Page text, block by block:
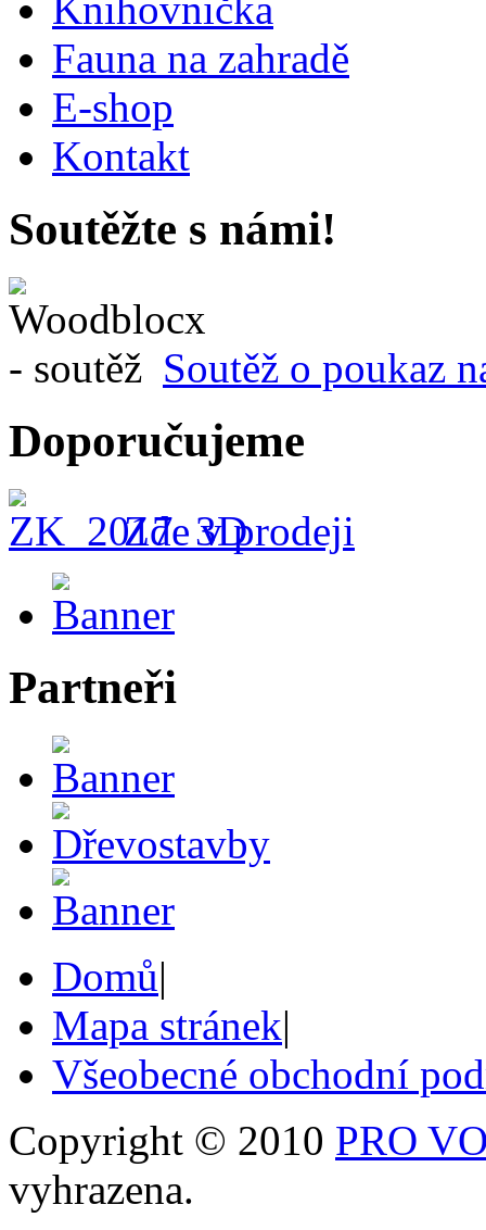
Knihovnička
Fauna na zahradě
E-shop
Kontakt
Soutěžte s námi!
Soutěž o poukaz
Doporučujeme
Zde v prodeji
Partneři
Domů|
Mapa stránek|
Všeobecné obchodní
Copyright © 2010 PRO
vyhrazena.